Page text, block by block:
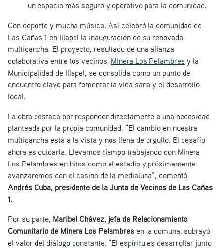
un espacio más seguro y operativo para la comunidad.
Con deporte y mucha música. Así celebró la comunidad de
Las Cañas 1 en Illapel la inauguración de su renovada
multicancha. El proyecto, resultado de una alianza
colaborativa entre los vecinos, Minera Los Pelambres y la
Municipalidad de Illapel, se consolida como un punto de
encuentro clave para fomentar la vida sana y el desarrollo
local.
La obra destaca por responder directamente a una necesidad
planteada por la propia comunidad. “El cambio en nuestra
multicancha está a la vista y nos llena de orgullo. El desafío
ahora es cuidarla. Llevamos tiempo trabajando con Minera
Los Pelambres en hitos como el estadio y próximamente
avanzaremos con el casino de la medialuna”, comentó
Andrés Cuba, presidente de la Junta de Vecinos de Las Cañas
1.
Por su parte, Maribel Chávez, jefa de Relacionamiento
Comunitario de Minera Los Pelambres en la comuna, subrayó
el valor del diálogo constante. “El espíritu es desarrollar junto